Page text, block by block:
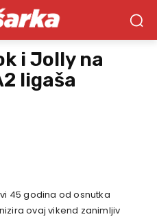
i Jolly na
ligaša
45 godina od osnutka
ovaj vikend zanimljiv